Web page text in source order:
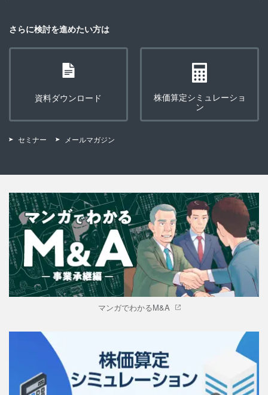
さらに検討を進めたい方は
資料ダウンロード
株価算定シミュレーショ
ン
セミナー メールマガジン
マンガでわかるM&A